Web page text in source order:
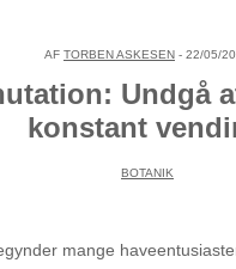
AF TORBEN ASKESEN - 22/05/
Undgå
konstant
BOTANIK
mange